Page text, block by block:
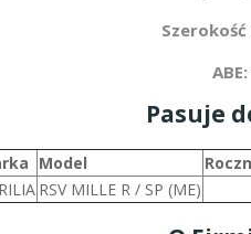
ABE:
Pasuje
Model
RSV MILLE R / SP (ME)